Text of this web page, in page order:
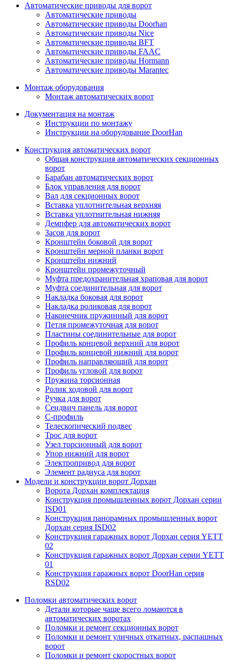
Автоматические приводы для ворот
Автоматические приводы
Автоматические приводы Doorhan
Автоматические приводы Nice
Автоматические приводы BFT
Автоматические приводы FAAC
Автоматические приводы Hormann
Автоматические приводы Marantec
Монтаж оборудования
Монтаж автоматических ворот
Документация на монтаж
Инструкции по монтажу
Инструкции на оборудование DoorHan
Конструкция автоматических ворот
Общая конструкция автоматических секционных
ворот
Барабан автоматических ворот
Блок управления для ворот
Вал для секционных ворот
Вставка уплотнительная верхняя
Вставка уплотнительная нижняя
Демпфер для автоматических ворот
Засов для ворот
Кронштейн боковой для ворот
Кронштейн мерной планки ворот
Кронштейн нижний
Кронштейн промежуточный
Муфта предохранительная храповая для ворот
Муфта соединительная для ворот
Накладка боковая для ворот
Накладка роликовая для ворот
Наконечник пружинный для ворот
Петля промежуточная для ворот
Пластины соединительные для ворот
Профиль концевой верхний для ворот
Профиль концевой нижний для ворот
Профиль направляющий для ворот
Профиль угловой для ворот
Пружина торсионная
Ролик ходовой для ворот
Ручка для ворот
Сендвич панель для ворот
С-профиль
Телескопический подвес
Трос для ворот
Узел торсионный для ворот
Упор нижний для ворот
Электропривод для ворот
Элемент радиуса для ворот
Модели и конструкции ворот Дорхан
Ворота Дорхан комплектация
Конструкция промышленных ворот Дорхан серии
ISD01
Конструкция панорамных промышленных ворот
Дорхан серия ISD02
Конструкция гаражных ворот Дорхан серия YETT
02
Конструкция гаражных ворот Дорхан серии YETT
01
Конструкция гаражных ворот DoorHan серия
RSD02
Поломки автоматических ворот
Детали которые чаще всего ломаются в
автоматических воротах
Поломки и ремонт секционных ворот
Поломки и ремонт уличных откатных, распашных
ворот
Поломки и ремонт скоростных ворот